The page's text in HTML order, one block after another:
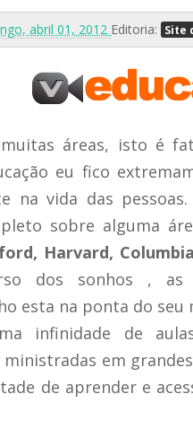
abril 01, 2012 Editoria: Site
áreas, isto é
eu fico
na vida das
sobre alguma
Harvard, Columbia
dos sonhos , as
esta na ponta do
infinidade de
em
de aprender e